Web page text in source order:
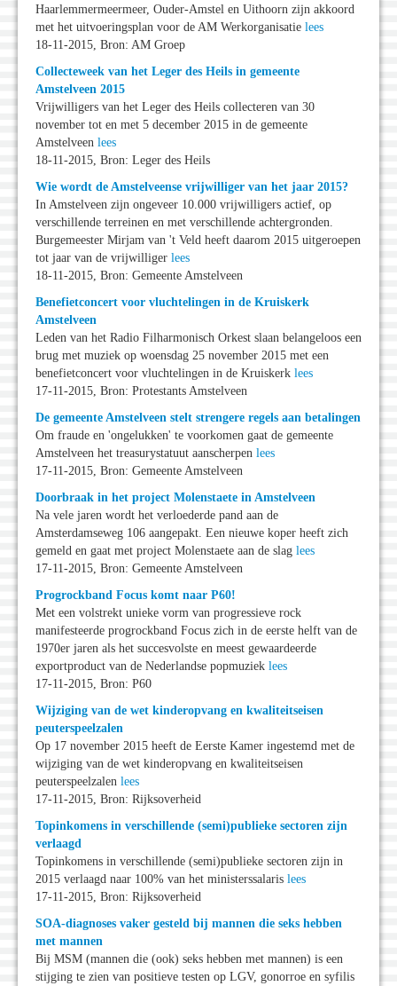
Haarlemmermeermeer, Ouder-Amstel en Uithoorn zijn akkoord
met het uitvoeringsplan voor de AM Werkorganisatie lees
18-11-2015, Bron: AM Groep
Collecteweek van het Leger des Heils in gemeente
Amstelveen 2015
Vrijwilligers van het Leger des Heils collecteren van 30
november tot en met 5 december 2015 in de gemeente
Amstelveen lees
18-11-2015, Bron: Leger des Heils
Wie wordt de Amstelveense vrijwilliger van het jaar 2015?
In Amstelveen zijn ongeveer 10.000 vrijwilligers actief, op
verschillende terreinen en met verschillende achtergronden.
Burgemeester Mirjam van 't Veld heeft daarom 2015 uitgeroepen
tot jaar van de vrijwilliger lees
18-11-2015, Bron: Gemeente Amstelveen
Benefietconcert voor vluchtelingen in de Kruiskerk
Amstelveen
Leden van het Radio Filharmonisch Orkest slaan belangeloos een
brug met muziek op woensdag 25 november 2015 met een
benefietconcert voor vluchtelingen in de Kruiskerk lees
17-11-2015, Bron: Protestants Amstelveen
De gemeente Amstelveen stelt strengere regels aan betalingen
Om fraude en 'ongelukken' te voorkomen gaat de gemeente
Amstelveen het treasurystatuut aanscherpen lees
17-11-2015, Bron: Gemeente Amstelveen
Doorbraak in het project Molenstaete in Amstelveen
Na vele jaren wordt het verloederde pand aan de
Amsterdamseweg 106 aangepakt. Een nieuwe koper heeft zich
gemeld en gaat met project Molenstaete aan de slag lees
17-11-2015, Bron: Gemeente Amstelveen
Progrockband Focus komt naar P60!
Met een volstrekt unieke vorm van progressieve rock
manifesteerde progrockband Focus zich in de eerste helft van de
1970er jaren als het succesvolste en meest gewaardeerde
exportproduct van de Nederlandse popmuziek lees
17-11-2015, Bron: P60
Wijziging van de wet kinderopvang en kwaliteitseisen
peuterspeelzalen
Op 17 november 2015 heeft de Eerste Kamer ingestemd met de
wijziging van de wet kinderopvang en kwaliteitseisen
peuterspeelzalen lees
17-11-2015, Bron: Rijksoverheid
Topinkomens in verschillende (semi)publieke sectoren zijn
verlaagd
Topinkomens in verschillende (semi)publieke sectoren zijn in
2015 verlaagd naar 100% van het ministerssalaris lees
17-11-2015, Bron: Rijksoverheid
SOA-diagnoses vaker gesteld bij mannen die seks hebben
met mannen
Bij MSM (mannen die (ook) seks hebben met mannen) is een
stijging te zien van positieve testen op LGV, gonorroe en syfilis